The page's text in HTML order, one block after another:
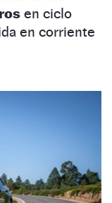
en ciclo
en corriente